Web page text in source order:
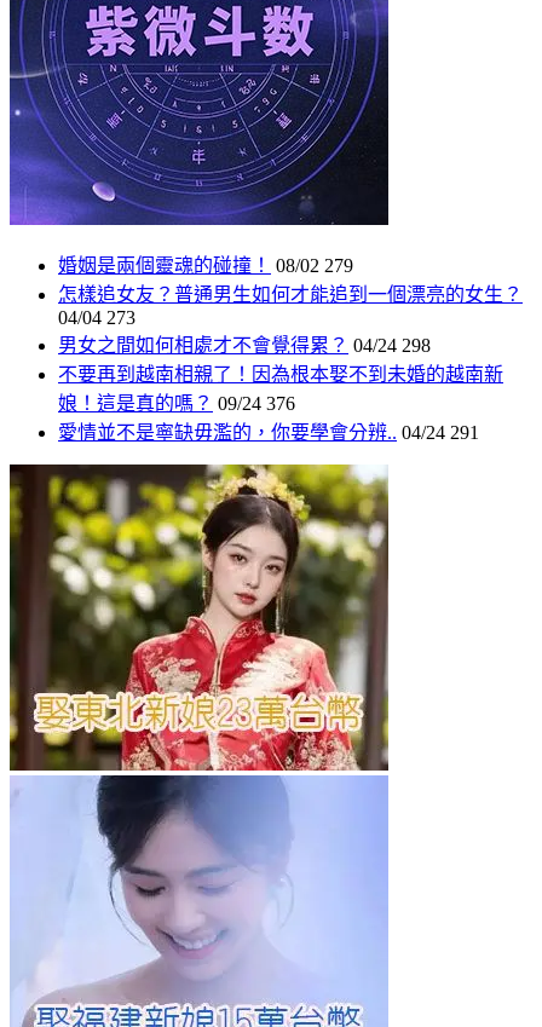
婚姻是兩個靈魂的碰撞！ 08/02 279
怎樣追女友？普通男生如何才能追到一個漂亮的女生？
04/04 273
男女之間如何相處才不會覺得累？ 04/24 298
不要再到越南相親了！因為根本娶不到未婚的越南新
娘！這是真的嗎？ 09/24 376
愛情並不是寧缺毋濫的，你要學會分辨.. 04/24 291